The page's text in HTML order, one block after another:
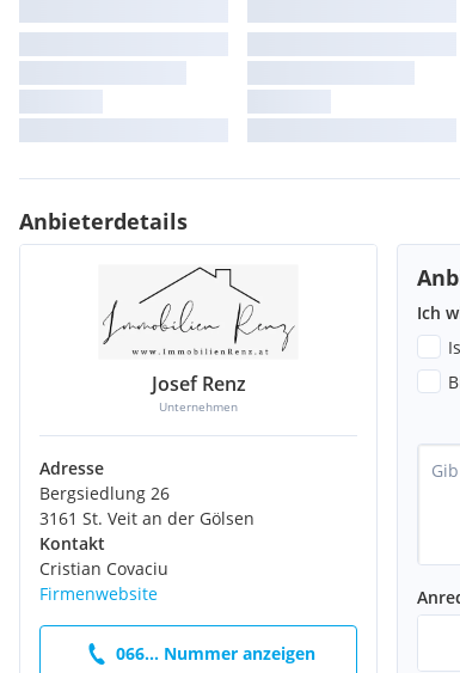
Anbieterdetails
Josef Renz
Unternehmen
Adresse
Bergsiedlung 26
3161 St. Veit an der Gölsen
Kontakt
Cristian Covaciu
Firmenwebsite
066... Nummer anzeigen
Ich